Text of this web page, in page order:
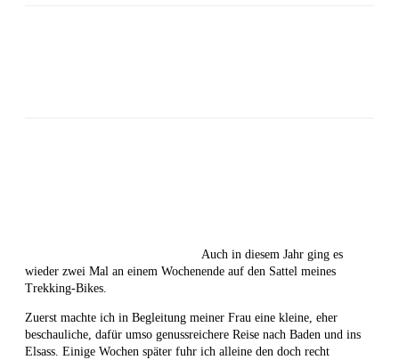
Auch in diesem Jahr ging es
wieder zwei Mal an einem Wochenende auf den Sattel meines
Trekking-Bikes.
Zuerst machte ich in Begleitung meiner Frau eine kleine, eher
beschauliche, dafür umso genussreichere Reise nach Baden und ins
Elsass. Einige Wochen später fuhr ich alleine den doch recht